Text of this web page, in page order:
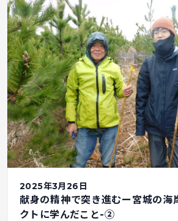
2025年3月26日
献身の精神で突き進むー宮城の海
クトに学んだこと-②